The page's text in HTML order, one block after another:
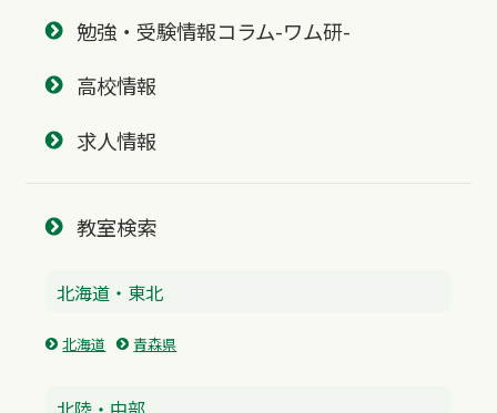
勉強・受験情報コラム-ワム研-
高校情報
求人情報
教室検索
北海道・東北
北海道 青森県